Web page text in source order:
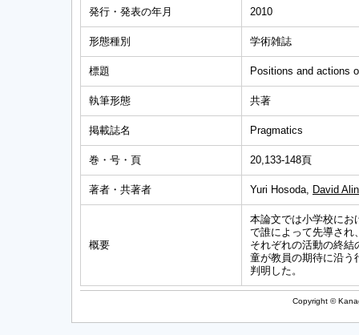
発行・発表の年月 2010
形態種別 学術雑誌
標題 Positions and actions
執筆形態 共著
掲載誌名 Pragmatics
巻・号・頁 20,133-148頁
著者・共著者 Yuri Hosoda, David
概要
本論文では小学校にお
で誰によって先導され
それぞれの活動の終
童が教員の期待に沿う
判明した。
Copyright ©